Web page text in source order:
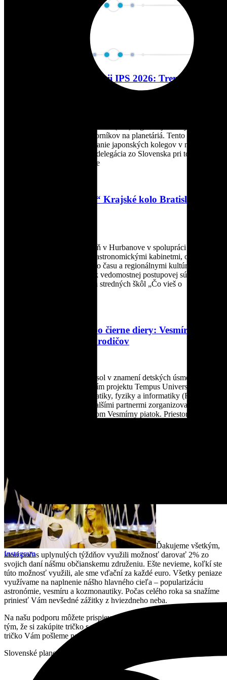
Instagram
Naša účasť na konferencii IPS 2026: Trendy a
svetovú konferenciu pre odborníkov na planetáriá. Tento rok sa zišlo
vyše 600 účastníkov na pozvanie japonských kolegov v meste
Fukuoka na ostrove Kjúšú a delegácia zo Slovenska pri tom
nemohla chýbať. Konferencie
„Čo vieš o hviezdach?“ Krajské kolo Bratislavského
Slovenská ústredná hvezdáreň v Hurbanove v spolupráci s
hvezdárňami a planetáriami, astronomickými kabinetmi, osvetovými
strediskami, centrami voľného času a regionálnymi kultúrnymi
centrami vyhlasuje 36. ročník vedomostnej postupovej súťaže pre
žiačky a žiakov základných a stredných škôl „Čo vieš o
Od ananásovej pizze po čierne diery: Vesmírny
piatok nadchol deti aj rodičov
Piatok 13. marca 2026 sa niesol v znamení detských úsmevov a
témy vesmíru. Organizačný tím projektu Tempus Universum v
spolupráci s Fakultou matematiky, fyziky a informatiky (FMFI)
Univerzity Komenského a ďalšími partnermi zorganizoval
vzdelávacie podujatie s názvom Vesmírny piatok. Priestory
Ďakujeme všetkým,
ktorí počas uplynulých týždňov využili možnosť darovať 2% zo
svojich daní nášmu občianskemu združeniu. Ešte nevieme, koľkí ste
túto možnosť využili, ale sme vďační za každé euro. Všetky peniaze
využívame na naplnenie nášho hlavného cieľa – popularizáciu
astronómie, vesmíru a kozmonautiky. Počas celého roka sa snažíme
priniesť Vám nevšedné zážitky z hviezdneho neba.
Na našu podporu môžete prispievať aj počas zvyšku roka napríklad
tým, že si zakúpite tričko s našim logom. Vyberte si Vašu veľkosť a
tričko Vám pošleme na Vašu adresu. Tričko si môžte vybrať
Slovenské planetáriá